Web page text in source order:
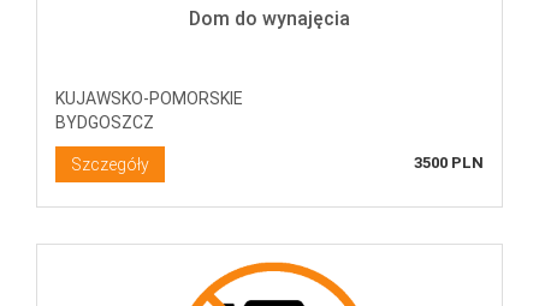
Dom do wynajęcia
KUJAWSKO-POMORSKIE
BYDGOSZCZ
Szczegóły 3500 PLN